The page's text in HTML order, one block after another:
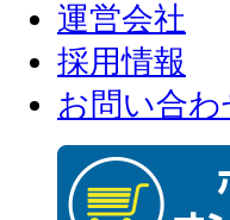
運営会社
採用情報
お問い合わ